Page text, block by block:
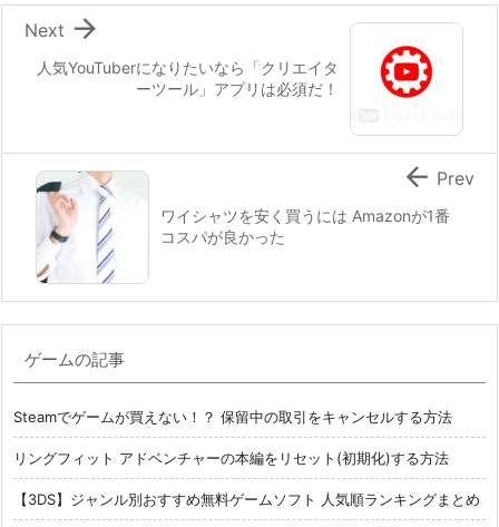
人気YouTuberになりたいなら「クリエイタ
ーツール」アプリは必須だ！

Next
ワイシャツを安く買うには Amazonが1番
コスパが良かった
 Prev
ゲームの記事
Steamでゲームが買えない！？ 保留中の取引をキャンセルする方法
リングフィット アドベンチャーの本編をリセット(初期化)する方法
【3DS】ジャンル別おすすめ無料ゲームソフト 人気順ランキングまとめ